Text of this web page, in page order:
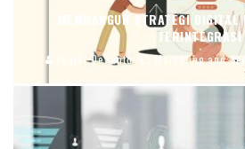
MEMBANGUN STRATEGI DIGITAL
TERINTEGRASI
Fadjar Dewanto Marketing and